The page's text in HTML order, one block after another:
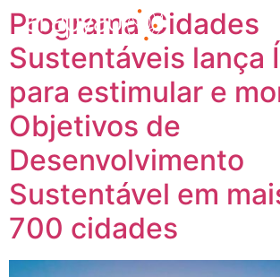
Programa Cidades
Sustentáveis lança
para estimular e
Objetivos de
Desenvolvimento
Sustentável em
700 cidades